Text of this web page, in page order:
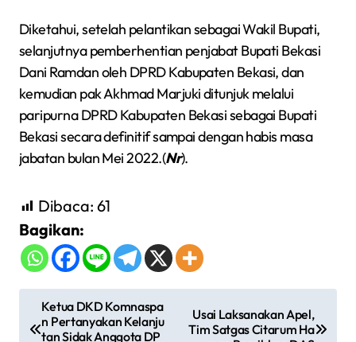
Diketahui, setelah pelantikan sebagai Wakil Bupati,
selanjutnya pemberhentian penjabat Bupati Bekasi
Dani Ramdan oleh DPRD Kabupaten Bekasi, dan
kemudian pak Akhmad Marjuki ditunjuk melalui
paripurna DPRD Kabupaten Bekasi sebagai Bupati
Bekasi secara definitif sampai dengan habis masa
jabatan bulan Mei 2022.(Nr).
Dibaca: 61
Bagikan:
a
Ketua DKD Komnaspa
n Pertanyakan Kelanju
tan Sidak Anggota DP
Usai Laksanakan Apel,
Tim Satgas Citarum Ha